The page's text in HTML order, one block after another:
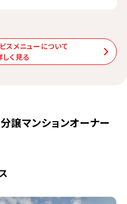
スメニューについて
しく見る
譲マンションオーナー